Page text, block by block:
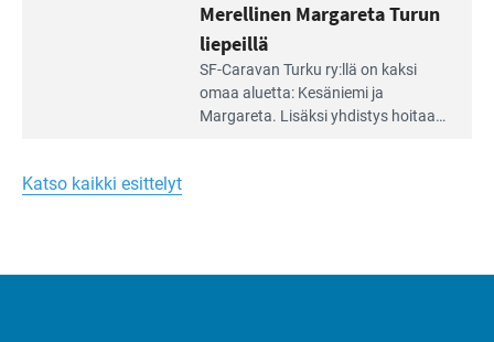
kymmenen paikkaa ilman sähköä.
Turun
liepeillä
Merellinen Margareta Turun
liepeillä
SF-Caravan Turku ry:llä on kaksi
omaa aluet­ta: Kesäniemi ja
Margareta. Lisäksi yhdis­tys hoitaa
Katso kaikki esittelyt